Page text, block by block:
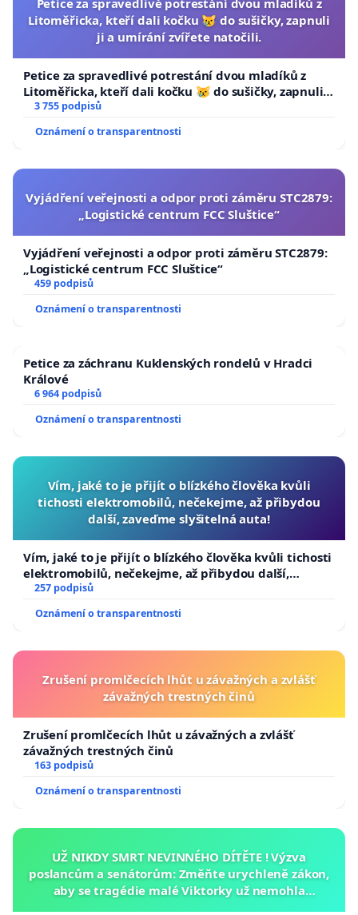
Petice za spravedlivé potrestání dvou mladíků z
Litoměřicka, kteří dali kočku 😿 do sušičky, zapnuli
ji a umírání zvířete natočili.
Petice za spravedlivé potrestání dvou mladíků z
Litoměřicka, kteří dali kočku 😿 do sušičky, zapnuli ji
a umírání zvířete natočili.
3 755 podpisů
Oznámení o transparentnosti
Vyjádření veřejnosti a odpor proti záměru STC2879:
„Logistické centrum FCC Sluštice“
Vyjádření veřejnosti a odpor proti záměru STC2879:
„Logistické centrum FCC Sluštice“
459 podpisů
Oznámení o transparentnosti
Petice za záchranu Kuklenských rondelů v Hradci
Králové
6 964 podpisů
Oznámení o transparentnosti
Vím, jaké to je přijít o blízkého člověka kvůli
tichosti elektromobilů, nečekejme, až přibydou
další, zaveďme slyšitelná auta!
Vím, jaké to je přijít o blízkého člověka kvůli tichosti
elektromobilů, nečekejme, až přibydou další,
zaveďme slyšitelná auta!
257 podpisů
Oznámení o transparentnosti
Zrušení promlčecích lhůt u závažných a zvlášť
závažných trestných činů
Zrušení promlčecích lhůt u závažných a zvlášť
závažných trestných činů
163 podpisů
Oznámení o transparentnosti
UŽ NIKDY SMRT NEVINNÉHO DÍTĚTE ! Výzva
poslancům a senátorům: Změňte urychleně zákon,
aby se tragédie malé Viktorky už nemohla